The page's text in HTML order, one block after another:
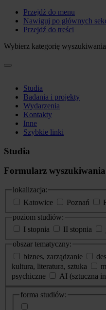
Przejdź do menu
Nawiguj po głównych
Przejdź do treści
Wybierz kategorię wyszukiwania
Studia
Badania i projekty
Wydarzenia
Kontakty
Inne
Szybkie linki
Studia
Formularz
lokalizacja:
Katowice
Poznań
poziom studiów:
I stopnia
II stopnia
obszar tematyczny:
biznes, zarządzanie
kultura, literatura, sztuka
psychiczne
AI (sztuczna
dodatkowe
informacje
forma studiów: